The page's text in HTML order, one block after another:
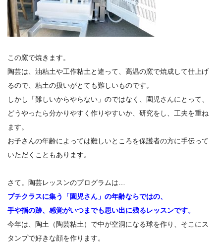
この窯で焼きます。
陶芸は、油粘土や工作粘土と違って、高温の窯で焼成して仕上げ
るので、粘土の扱いがとても難しいものです。
しかし「難しいからやらない」のではなく、園児さんにとって、
どうやったら分かりやすく作りやすいか、研究をし、工夫を重ね
ます。
お子さんの年齢によっては難しいところを保護者の方に手伝って
いただくこともあります。
さて。陶芸レッスンのプログラムは…
プチクラスに集う「園児さん」の年齢ならではの、
手や指の跡、感覚がいつまでも思い出に残るレッスンです。
今年は、陶土（陶芸粘土）で中が空洞になる球を作り、そこにス
タンプで好きな顔を作ります。